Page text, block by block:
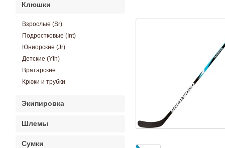
Клюшки
Взрослые (Sr)
Подростковые (Int)
Юниорские (Jr)
Детские (Yth)
Вратарские
Крюки и трубки
Экипировка
Шлемы
Сумки